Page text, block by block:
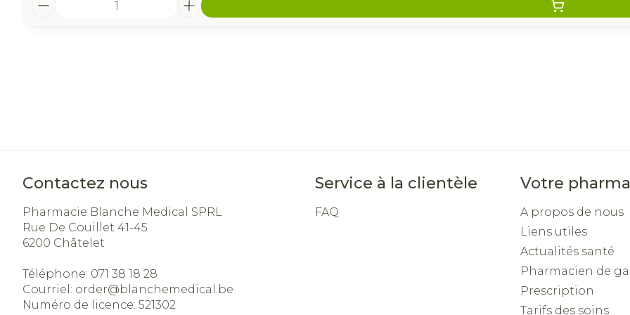
Contactez nous
Pharmacie Blanche Medical SPRL
Rue De Couillet 41-45
6200 Châtelet
Téléphone: 071 38 18 28
Courriel: order@blanchemedical.be
Numéro de licence: 521302
Service à la clientèle
FAQ
Votre
A propos de nous
Liens utiles
Actualités santé
Pharmacien de
Prescription
Tarifs des soins